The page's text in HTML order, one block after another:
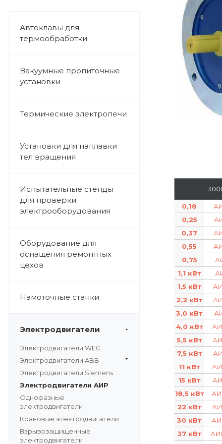
Автоклавы для
термообработки
Вакуумные пропиточные
установки
Термические электропечи
Установки для наплавки
тел вращения
Испытательные стенды
для проверки
электрооборудования
Оборудование для
оснащения ремонтных
цехов
Намоточные станки
Электродвигатели
Электродвигатели WEG
Электродвигатели ABB
Электродвигатели Siemens
Электродвигатели АИР
Однофазные
электродвигатели
Крановые электродвигатели
Взрывозащищенные
электродвигатели
0,18
кВт
0,25
кВт
0,37
кВт
0,55
кВт
0,75
кВт
1,1 кВт
1,5 кВт
2,2 кВт
3,0 кВт
4,0 кВт
5,5 кВт
7,5 кВт
11 кВт
15 кВт
18,5 кВт
22 кВт
30 кВт
37 кВт